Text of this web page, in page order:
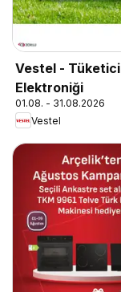
Vestel - Tüketici
Elektroniği
01.08. - 31.08.2026
Vestel